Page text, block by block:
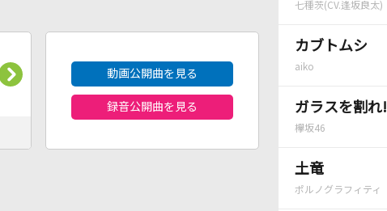
七種茨(CV.逢坂良太)
カブトムシ
aiko
ガラスを割れ!
欅坂46
土竜
ポルノグラフィティ
動画公開曲を見る
録音公開曲を見る